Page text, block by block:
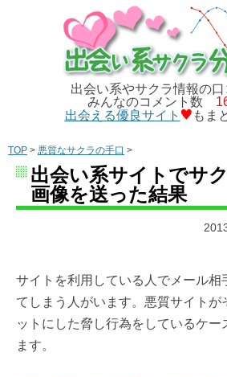
出会い系やサクラ情報の口
みんなのコメント数
出会える優良サイト
もま
TOP > 悪質なサクラの手口 >
出会い系サイトでサ
画像を送った結果
サイトを利用している人でメール相
てしまう人がいます。悪質サイトが
ットにした脅し行為をしているケー
ます。